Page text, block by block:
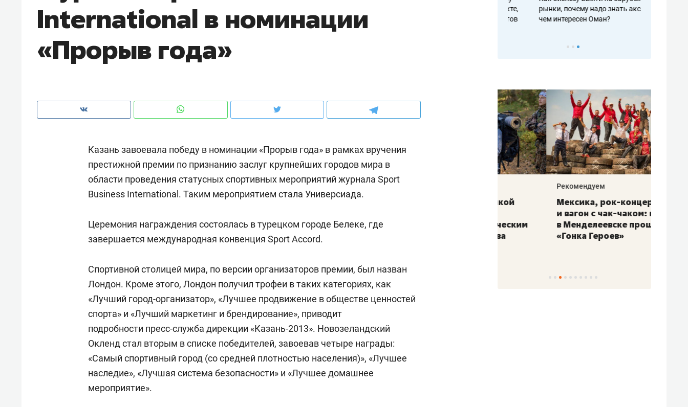
International в номинации
«Прорыв года»
Казань завоевала победу в номинации «Прорыв года» в рамках вручения
престижной премии по признанию заслуг крупнейших городов мира в
области проведения статусных спортивных мероприятий журнала Sport
Business International. Таким мероприятием стала Универсиада.
Церемония награждения состоялась в турецком городе Белеке, где
завершается международная конвенция Sport Accord.
Спортивной столицей мира, по версии организаторов премии, был назван
Лондон. Кроме этого, Лондон получил трофеи в таких категориях, как
«Лучший город-организатор», «Лучшее продвижение в обществе ценностей
спорта» и «Лучший маркетинг и брендирование», приводит
подробности пресс-служба дирекции «Казань-2013». Новозеландский
Окленд стал вторым в списке победителей, завоевав четыре награды:
«Самый спортивный город (со средней плотностью населения)», «Лучшее
наследие», «Лучшая система безопасности» и «Лучшее домашнее
мероприятие».
рынки, почему надо знать аксакалов и
чем интересен Оман?
клиентах и чудных запросах мастеров
рынки, почему надо знать аксакалов и
чем интересен Оман?
комфорта под Казанью
Рекомендуем
150 камер до квартиры и Face
безопасность в ЖК «Нова»
Рекомендуем
Опыт выживания в дикой
с ментальным и физическим
Мексика, рок-концерт
и вагон с чак-чаком: как
в Менделеевске прошла
«Гонка Героев»